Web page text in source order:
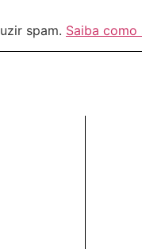
spam. Saiba